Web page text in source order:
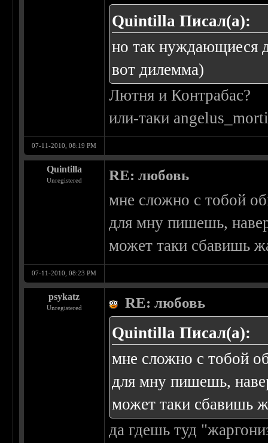
Quintilla Писал(а):
но так нуждающиеся
вот дилемма)
Лютня и Контрабас?
или-таки
07-11-2010, 08:19 PM
Quintilla
Unregistered RE: любовь
мне сложно с тобой
для мну пишешь,
может таки сбавишь
07-11-2010, 08:23 PM
psykatz
Unregistered RE: любовь
Quintilla Писал(а):
мне сложно с тобой
для мну пишешь,
может таки сбавишь
да гдешь туд